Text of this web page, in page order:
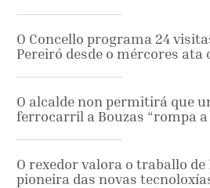
O Concello programa 24
Pereiró desde o mércores ata
O alcalde non permitirá que
ferrocarril a Bouzas “rompa a
O rexedor valora o traballo de
pioneira das novas